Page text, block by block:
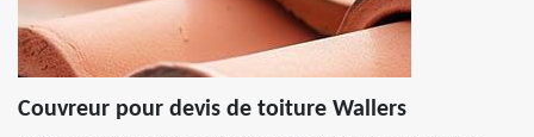
Couvreur pour devis de toiture Wallers